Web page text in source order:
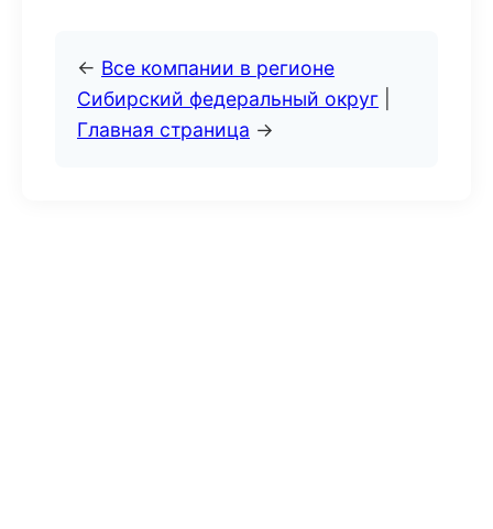
← Все компании в регионе
Сибирский федеральный округ
Главная страница →